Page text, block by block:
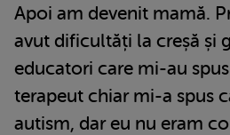
Apoi am devenit mamă.
avut dificultăți la creșă și
educatori care mi-au
terapeut chiar mi-a spus
autism, dar eu nu eram